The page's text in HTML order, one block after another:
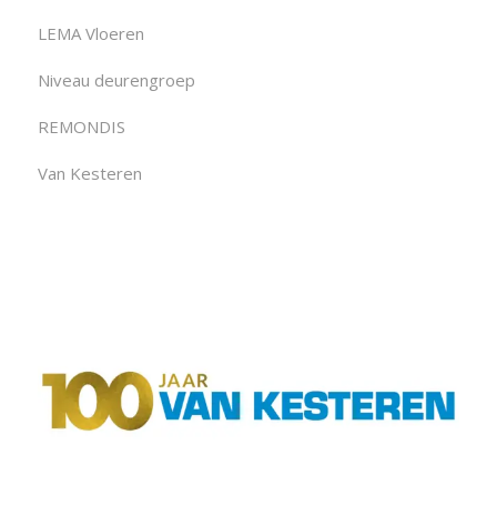
LEMA Vloeren
Niveau deurengroep
REMONDIS
Van Kesteren